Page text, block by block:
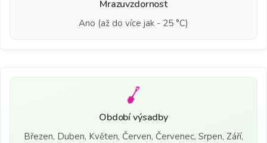
Mrazuvzdornost
Ano (až do více jak - 25 °C)
Období výsadby
Březen, Duben, Květen, Červen, Červenec, Srpen, Září,